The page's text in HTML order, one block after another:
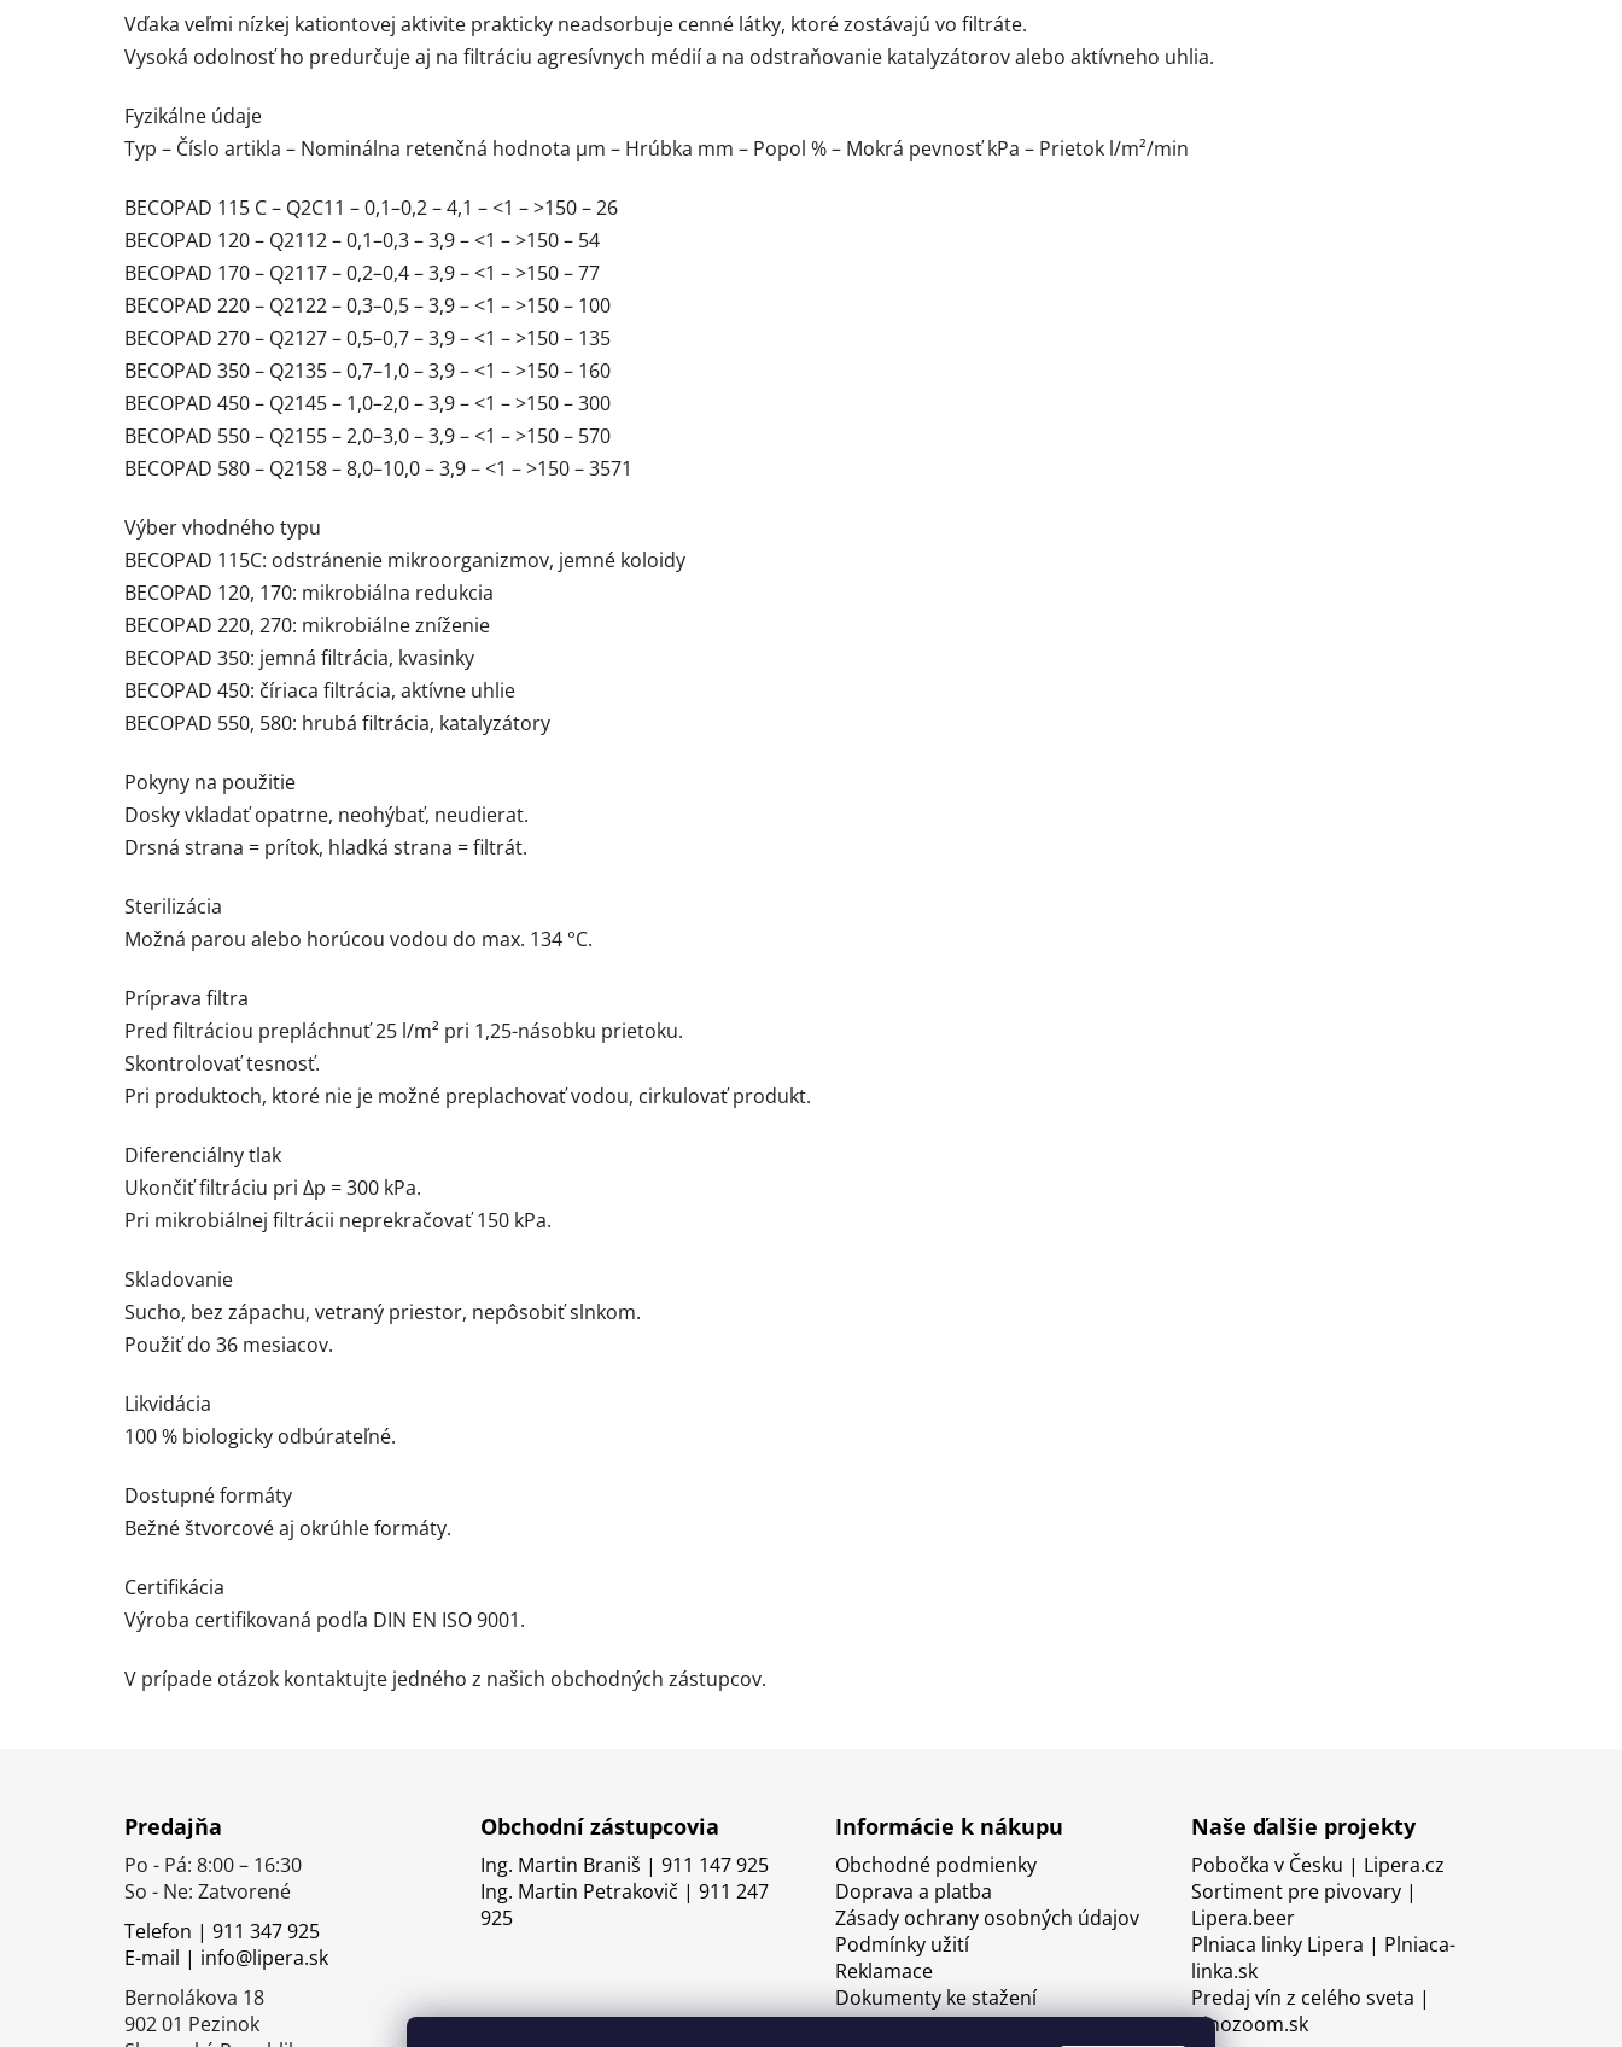
Vďaka veľmi nízkej kationtovej aktivite prakticky neadsorbuje cenné látky, ktoré zostávajú vo filtráte.
Vysoká odolnosť ho predurčuje aj na filtráciu agresívnych médií a na odstraňovanie katalyzátorov alebo aktívneho uhlia.
Fyzikálne údaje
Typ – Číslo artikla – Nominálna retenčná hodnota µm – Hrúbka mm – Popol % – Mokrá pevnosť kPa – Prietok l/m²/min
BECOPAD 115 C – Q2C11 – 0,1–0,2 – 4,1 – <1 – >150 – 26
BECOPAD 120 – Q2112 – 0,1–0,3 – 3,9 – <1 – >150 – 54
BECOPAD 170 – Q2117 – 0,2–0,4 – 3,9 – <1 – >150 – 77
BECOPAD 220 – Q2122 – 0,3–0,5 – 3,9 – <1 – >150 – 100
BECOPAD 270 – Q2127 – 0,5–0,7 – 3,9 – <1 – >150 – 135
BECOPAD 350 – Q2135 – 0,7–1,0 – 3,9 – <1 – >150 – 160
BECOPAD 450 – Q2145 – 1,0–2,0 – 3,9 – <1 – >150 – 300
BECOPAD 550 – Q2155 – 2,0–3,0 – 3,9 – <1 – >150 – 570
BECOPAD 580 – Q2158 – 8,0–10,0 – 3,9 – <1 – >150 – 3571
Výber vhodného typu
BECOPAD 115C: odstránenie mikroorganizmov, jemné koloidy
BECOPAD 120, 170: mikrobiálna redukcia
BECOPAD 220, 270: mikrobiálne zníženie
BECOPAD 350: jemná filtrácia, kvasinky
BECOPAD 450: číriaca filtrácia, aktívne uhlie
BECOPAD 550, 580: hrubá filtrácia, katalyzátory
Pokyny na použitie
Dosky vkladať opatrne, neohýbať, neudierat.
Drsná strana = prítok, hladká strana = filtrát.
Sterilizácia
Možná parou alebo horúcou vodou do max. 134 °C.
Príprava filtra
Pred filtráciou prepláchnuť 25 l/m² pri 1,25-násobku prietoku.
Skontrolovať tesnosť.
Pri produktoch, ktoré nie je možné preplachovať vodou, cirkulovať produkt.
Diferenciálny tlak
Ukončiť filtráciu pri Δp = 300 kPa.
Pri mikrobiálnej filtrácii neprekračovať 150 kPa.
Skladovanie
Sucho, bez zápachu, vetraný priestor, nepôsobiť slnkom.
Použiť do 36 mesiacov.
Likvidácia
100 % biologicky odbúrateľné.
Dostupné formáty
Bežné štvorcové aj okrúhle formáty.
Certifikácia
Výroba certifikovaná podľa DIN EN ISO 9001.
V prípade otázok kontaktujte jedného z našich obchodných zástupcov.
Predajňa
Po - Pá: 8:00 – 16:30
So - Ne: Zatvorené
Telefon | 911 347 925
E-mail | info@lipera.sk
Bernolákova 18
902 01 Pezinok
Obchodní zástupcovia
Ing. Martin Braniš | 911 147 925
Ing. Martin Petrakovič | 911 247
925
Informácie k nákupu
Obchodné podmienky
Doprava a platba
Zásady ochrany osobných údajov
Podmínky užití
Reklamace
Dokumenty ke stažení
Naše ďalšie projekty
Pobočka v Česku | Lipera.cz
Sortiment pre pivovary |
Lipera.beer
Plniaca linky Lipera | Plniaca-
linka.sk
Predaj vín z celého sveta |
Vinozoom.sk